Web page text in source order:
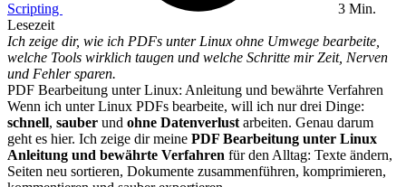
Scripting
3 Min.
Lesezeit
Ich zeige dir, wie ich PDFs unter Linux ohne Umwege bearbeite,
welche Tools wirklich taugen und welche Schritte mir Zeit, Nerven
und Fehler sparen.
PDF Bearbeitung unter Linux: Anleitung und bewährte Verfahren
Wenn ich unter Linux PDFs bearbeite, will ich nur drei Dinge:
schnell, sauber und ohne Datenverlust arbeiten. Genau darum
geht es hier. Ich zeige dir meine PDF Bearbeitung unter Linux
Anleitung und bewährte Verfahren für den Alltag: Texte ändern,
Seiten neu sortieren, Dokumente zusammenführen, komprimieren,